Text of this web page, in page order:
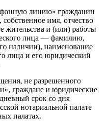
линию» гражданин
имя, отчество
жительства и (или) работы
лица — фамилию,
наличии), наименование
лица и его юридический
не разрешенного
граждане и юридические
срок со дня
нотариальной палате
палатах.